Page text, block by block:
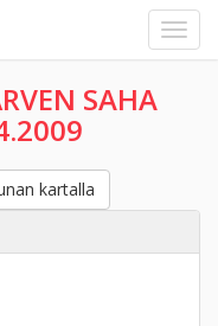
SAHA
kartalla